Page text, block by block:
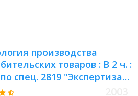
производства
товаров : В 2 ч. :
спец. 2819 "Экспертиза
потреб. товаров"